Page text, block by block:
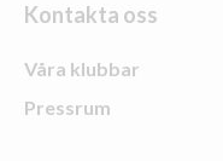
Kontakta oss
Våra klubbar
Pressrum